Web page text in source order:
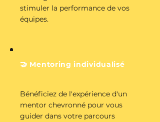
stimuler la performance de vos
équipes.
🤝 Mentoring individualisé
Bénéficiez de l'expérience d'un
mentor chevronné pour vous
guider dans votre parcours